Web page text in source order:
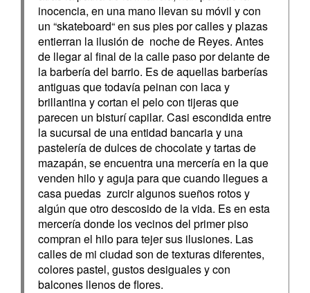
inocencia, en una mano llevan su móvil y con
un “skateboard“ en sus pies por calles y plazas
entierran la ilusión de noche de Reyes. Antes
de llegar al final de la calle paso por delante de
la barbería del barrio. Es de aquellas barberías
antiguas que todavía peinan con laca y
brillantina y cortan el pelo con tijeras que
parecen un bisturí capilar. Casi escondida entre
la sucursal de una entidad bancaria y una
pastelería de dulces de chocolate y tartas de
mazapán, se encuentra una mercería en la que
venden hilo y aguja para que cuando llegues a
casa puedas zurcir algunos sueños rotos y
algún que otro descosido de la vida. Es en esta
mercería donde los vecinos del primer piso
compran el hilo para tejer sus ilusiones. Las
calles de mi ciudad son de texturas diferentes,
colores pastel, gustos desiguales y con
balcones llenos de flores.